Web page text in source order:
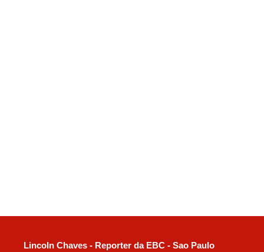
Lincoln Chaves - Reporter da EBC - Sao Paulo